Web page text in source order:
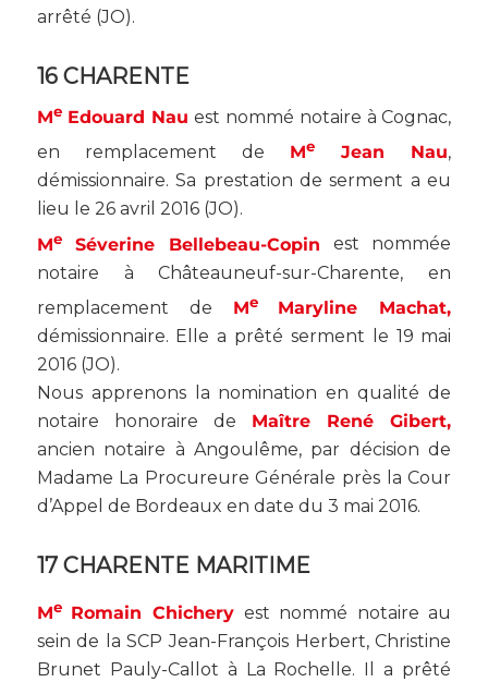
arrêté (JO).
16 CHARENTE
MeEdouard Nau est nommé notaire à Cognac,
en remplacement de Me Jean Nau,
démissionnaire. Sa prestation de serment a eu
lieu le 26 avril 2016 (JO).
MeSéverine Bellebeau-Copin est nommée
notaire à Châteauneuf-sur-Charente, en
remplacement de Me
Maryline Machat,
démissionnaire. Elle a prêté serment le 19 mai
2016 (JO).
Nous apprenons la nomination en qualité de
notaire honoraire de Maître René Gibert,
ancien notaire à Angoulême, par décision de
Madame La Procureure Générale près la Cour
d’Appel de Bordeaux en date du 3 mai 2016.
17 CHARENTE MARITIME
Me Romain Chicheryest nommé notaire au
sein de la SCP Jean-François Herbert, Christine
Brunet Pauly-Callot à La Rochelle. Il a prêté